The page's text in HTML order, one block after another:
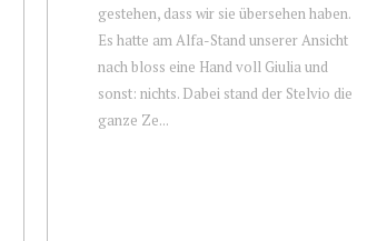
gestehen, dass wir sie übersehen haben.
Es hatte am Alfa-Stand unserer Ansicht
nach bloss eine Hand voll Giulia und
sonst: nichts. Dabei stand der Stelvio die
ganze Ze...